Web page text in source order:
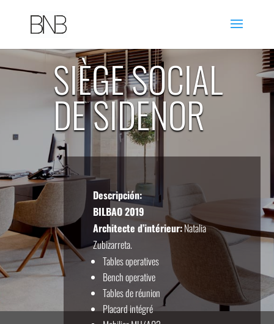
SIÈGE SOCIAL
DE SIDENOR
Descripción:
BILBAO 2019
Architecte d’intérieur:Natalia
Zubizarreta.
Tables operatives
Bench operative
Tables de réunion
Placard intégré